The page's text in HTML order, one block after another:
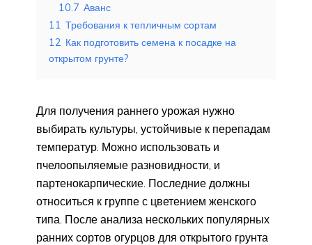
10.7 Аванс
11 Требования к тепличным сортам
12 Как подготовить семена к посадке на
открытом грунте?
Для получения раннего урожая нужно
выбирать культуры, устойчивые к перепадам
температур. Можно использовать и
пчелоопыляемые разновидности, и
партенокарпические. Последние должны
относиться к группе с цветением женского
типа. После анализа нескольких популярных
ранних сортов огурцов для открытого грунта